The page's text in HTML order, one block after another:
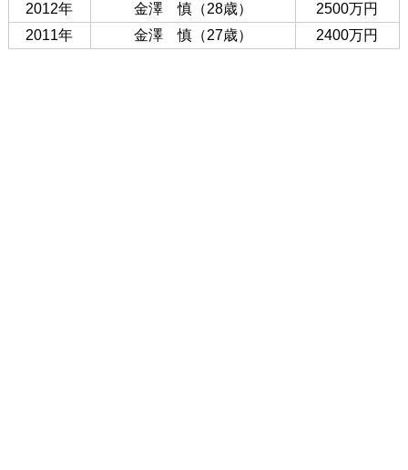
2012年 金澤 慎（28歳）
2500万円
2011年
金澤 慎（27歳） 2400万円